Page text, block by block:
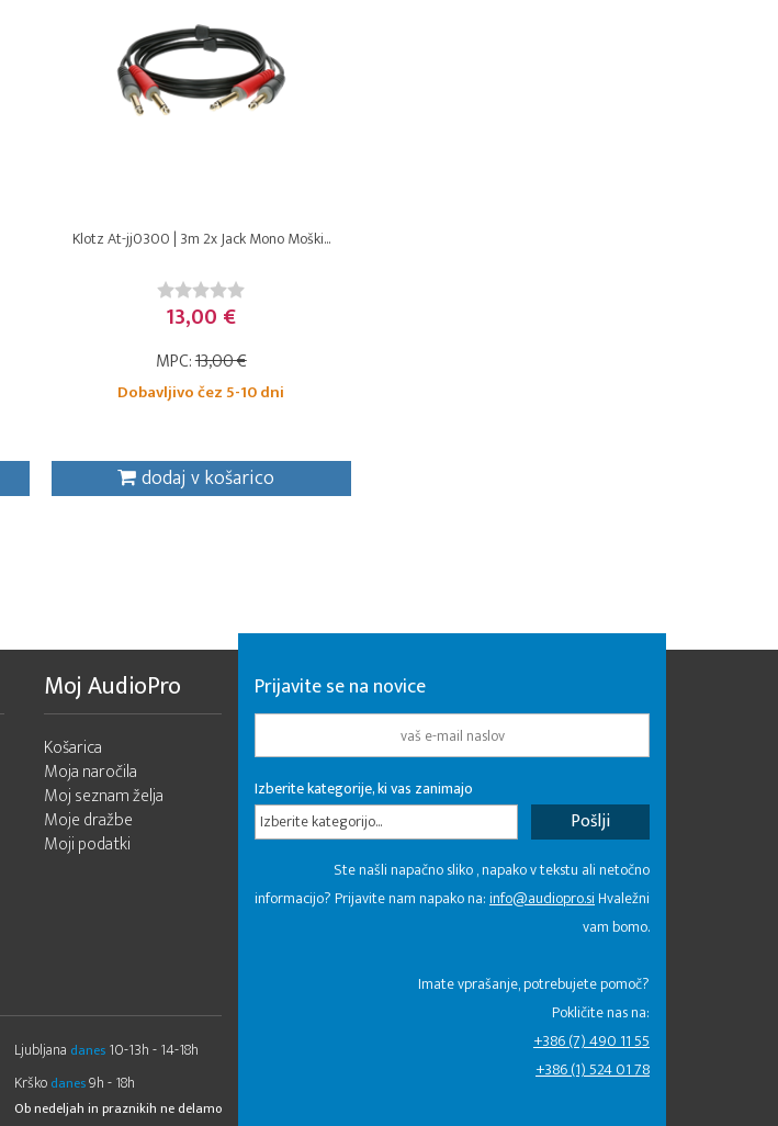
Klotz At-jj0300 | 3m 2x Jack Mono Moški...
13,00 €
MPC:13,00 €
Dobavljivo čez 5-10 dni
dodaj v košarico
Moj AudioPro
Košarica
Moja naročila
Moj seznam želja
Moje dražbe
Moji podatki
Ljubljana danes 10-13h - 14-18h
Krško danes9h - 18h
Ob nedeljah in praznikih ne delamo
Prijavite se na novice
Izberite kategorije, ki vas zanimajo
Izberite kategorijo...
Ste našli napačno sliko , napako v tekstu ali netočno
informacijo? Prijavite nam napako na:info@audiopro.siHvaležni
vam bomo.
Imate vprašanje, potrebujete pomoč?
Pokličite nas na:
+386 (7) 490 11 55
+386 (1) 524 01 78